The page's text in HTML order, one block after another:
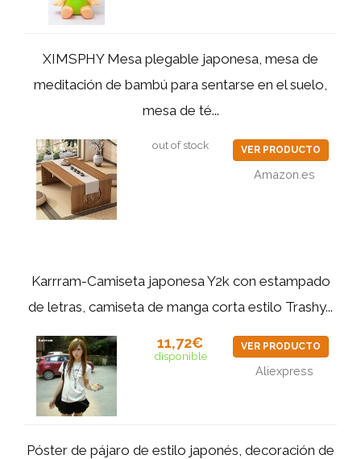
XIMSPHY Mesa plegable japonesa, mesa de
meditación de bambú para sentarse en el suelo,
mesa de té...
out of stock VER PRODUCTO
Amazon.es
Karrram-Camiseta japonesa Y2k con estampado
de letras, camiseta de manga corta estilo Trashy...
11,72€
disponible
VER PRODUCTO
Aliexpress
Póster de pájaro de estilo japonés, decoración de